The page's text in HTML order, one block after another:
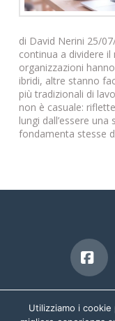
di David Nerini 25/
continua a dividere
organizzazioni
ibridi, altre stanno
più tradizionali di
non è casuale:
lungi dall’essere
fondamenta stesse
Utilizziamo i